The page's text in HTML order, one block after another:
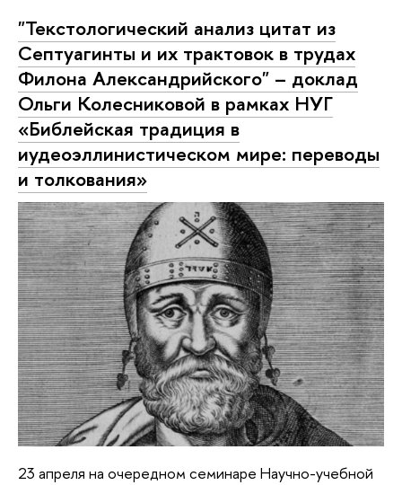
"Текстологический анализ цитат из
Септуагинты и их трактовок в трудах
Филона Александрийского" – доклад
Ольги Колесниковой в рамках НУГ
«Библейская традиция в
иудеоэллинистическом мире: переводы
и толкования»
23 апреля на очередном семинаре Научно-учебной